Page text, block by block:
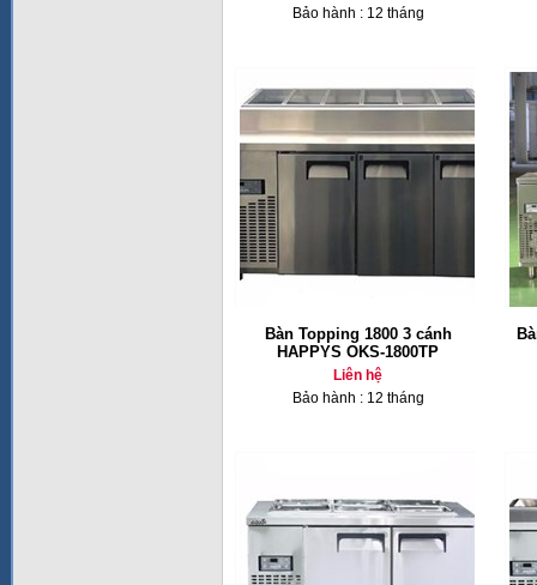
Bảo hành : 12 tháng
Bàn Topping 1800 3 cánh
HAPPYS OKS-1800TP
Liên hệ
Bảo hành : 12 tháng